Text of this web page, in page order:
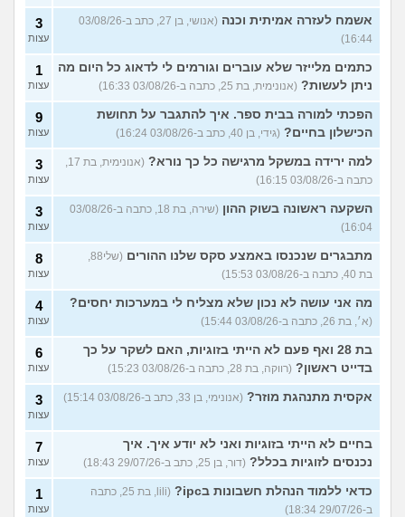
אשמח לעזרה אמיתית וכנה
(אנושי, בן 27, כתב ב-03/08/26
16:44)
3
עצות
כתמים מלייזר שלא עוברים וגורמים לי לדאוג כל היום מה
ניתן לעשות? (אנונימית, בת 25, כתבה ב-03/08/26 16:33)
1
עצות
הפכתי למורה בבית ספר. איך להתגבר על תחושת
הכישלון בחיים? (גידי, בן 40, כתב ב-03/08/26 16:24)
9
עצות
למה ירידה במשקל מרגישה כל כך נורא?
(אנונימית, בת 17,
כתבה ב-03/08/26 16:15)
3
עצות
השקעה ראשונה בשוק ההון
(שירה, בת 18, כתבה ב-03/08/26
16:04)
3
עצות
מתבגרים שנכנסו באמצע סקס שלנו ההורים
(שלי88,
בת 40, כתבה ב-03/08/26 15:53)
8
עצות
מה אני עושה לא נכון שלא מצליח לי במערכות יחסים?
(א׳, בת 26, כתבה ב-03/08/26 15:44)
4
עצות
בת 28 ואף פעם לא הייתי בזוגיות, האם לשקר על כך
בדייט ראשון? (רווקה, בת 28, כתבה ב-03/08/26 15:23)
6
עצות
אקסית מתנהגת מוזר? (אנונימי, בן 33, כתב ב-03/08/26 15:14) 3
עצות
בחיים לא הייתי בזוגיות ואני לא יודע איך. איך
נכנסים לזוגיות בכלל? (דור, בן 25, כתב ב-29/07/26 18:43)
7
עצות
כדאי ללמוד הנהלת חשבונות בipc?
(lili, בת 25, כתבה
ב-29/07/26 18:34)
1
עצות